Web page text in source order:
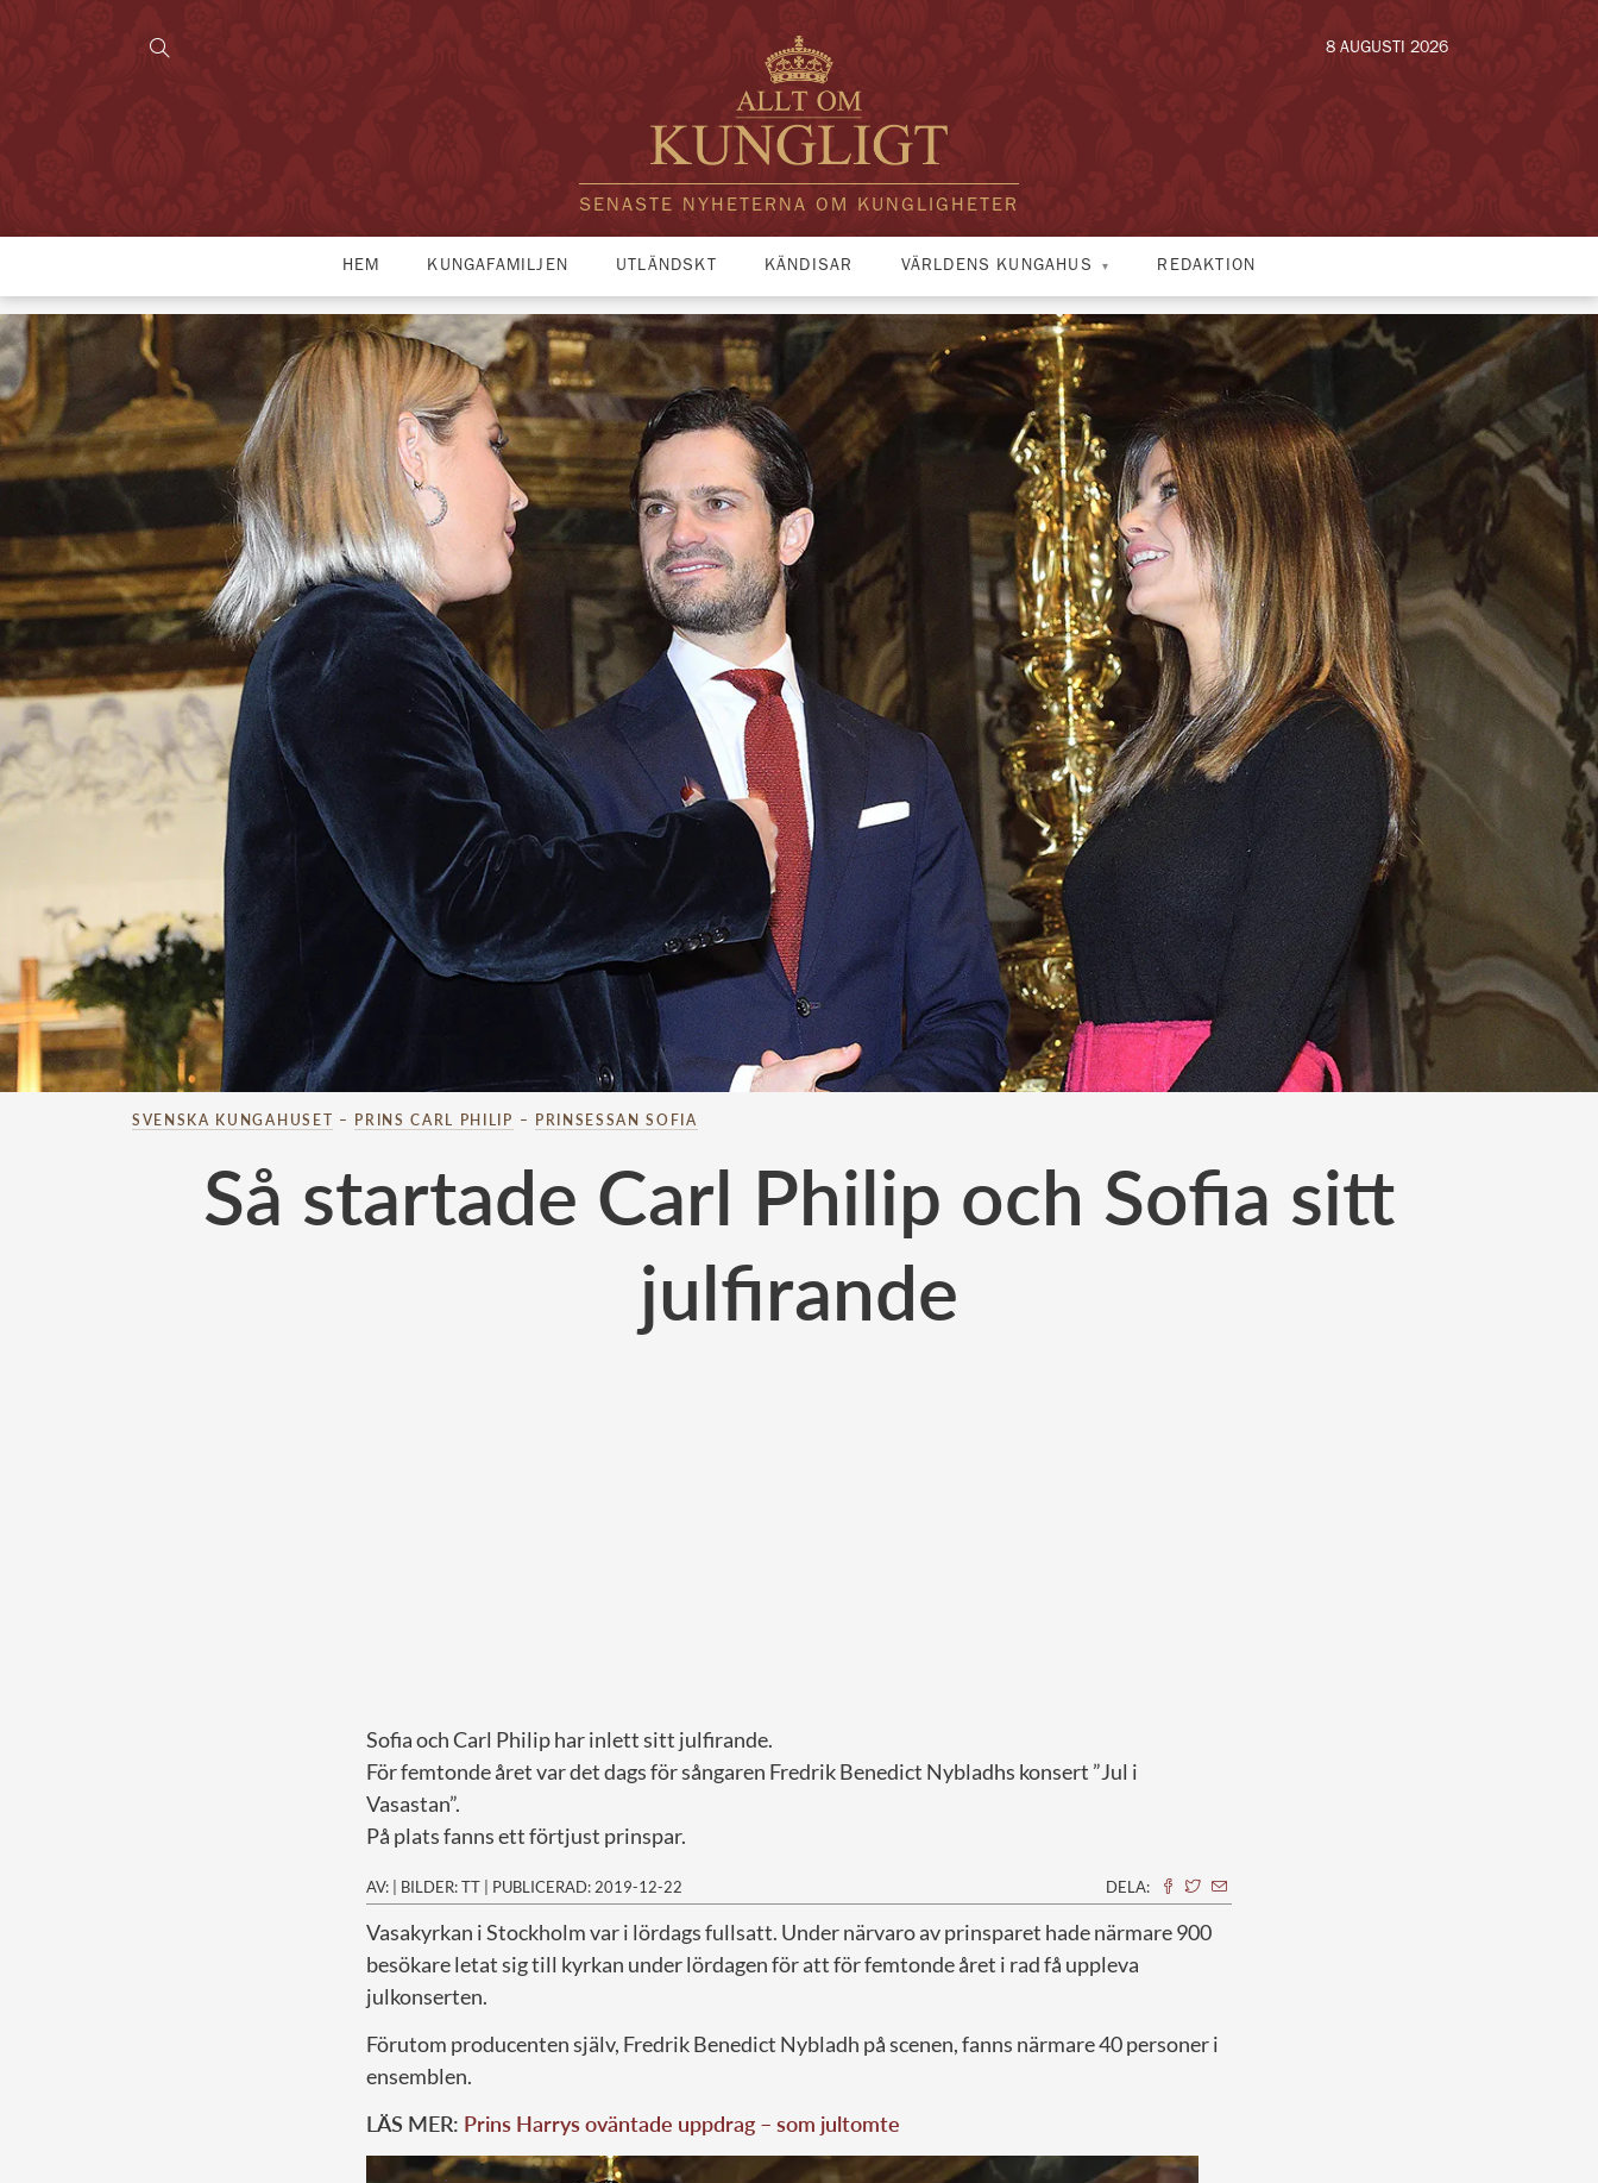
SENASTE NYHETERNA OM KUNGLIGHETER
8 AUGUSTI 2026
HEM KUNGAFAMILJEN UTLÄNDSKT KÄNDISAR VÄRLDENS KUNGAHUS REDAKTION
SVENSKA KUNGAHUSET – PRINS CARL PHILIP – PRINSESSAN SOFIA
Så startade Carl Philip och Sofia sitt
julfirande
Sofia och Carl Philip har inlett sitt julfirande.
För femtonde året var det dags för sångaren Fredrik Benedict Nybladhs konsert ”Jul i
Vasastan”.
På plats fanns ett förtjust prinspar.
AV: | BILDER: TT | PUBLICERAD: 2019-12-22 DELA:
Vasakyrkan i Stockholm var i lördags fullsatt. Under närvaro av prinsparet hade närmare 900
besökare letat sig till kyrkan under lördagen för att för femtonde året i rad få uppleva
julkonserten.
Förutom producenten själv, Fredrik Benedict Nybladh på scenen, fanns närmare 40 personer i
ensemblen.
LÄS MER: Prins Harrys oväntade uppdrag – som jultomte